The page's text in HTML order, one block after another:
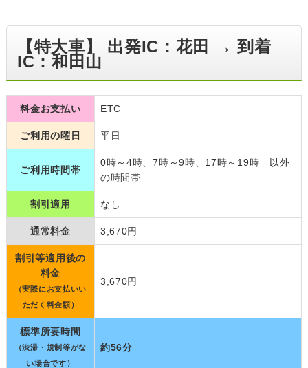
【特大車】 出発IC：花田 → 到着
IC：和田山
料金お支払い ETC
ご利用の曜日 平日
ご利用時間帯
0時～4時、7時～9時、17時～19時 以外
の時間帯
割引適用 なし
通常料金 3,670円
割引等適用後の
料金
（実際にお支払いい
ただく料金額）
3,670円
標準所要時間
（渋滞・規制等がな
い場合です）
約56分